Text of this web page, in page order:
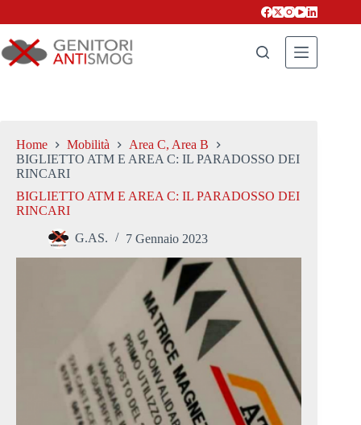
Home Mobilità
Area C, Area B
BIGLIETTO ATM E AREA C: IL PARADOSSO DEI
RINCARI
BIGLIETTO ATM E AREA C: IL PARADOSSO DEI
RINCARI
G.AS. 7 Gennaio 2023